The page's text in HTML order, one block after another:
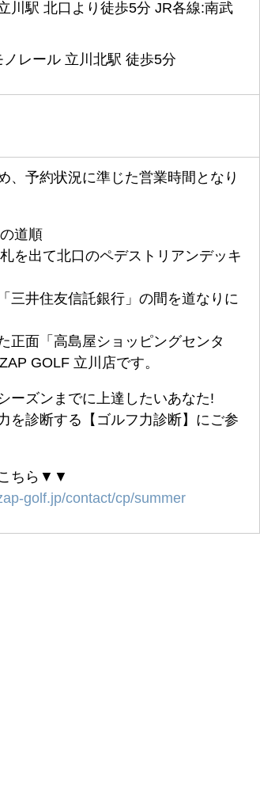
川駅 北口より徒歩5分 JR各線:南武
ノレール 立川北駅 徒歩5分
、予約状況に準じた営業時間となり
道順
を出て北口のペデストリアンデッキ
三井住友信託銀行」の間を道なりに
正面「高島屋ショッピングセンタ
GOLF 立川店です。
ーズンまでに上達したいあなた!
を診断する【ゴルフ力診断】にご参
ちら▼▼
golf.jp/contact/cp/summer